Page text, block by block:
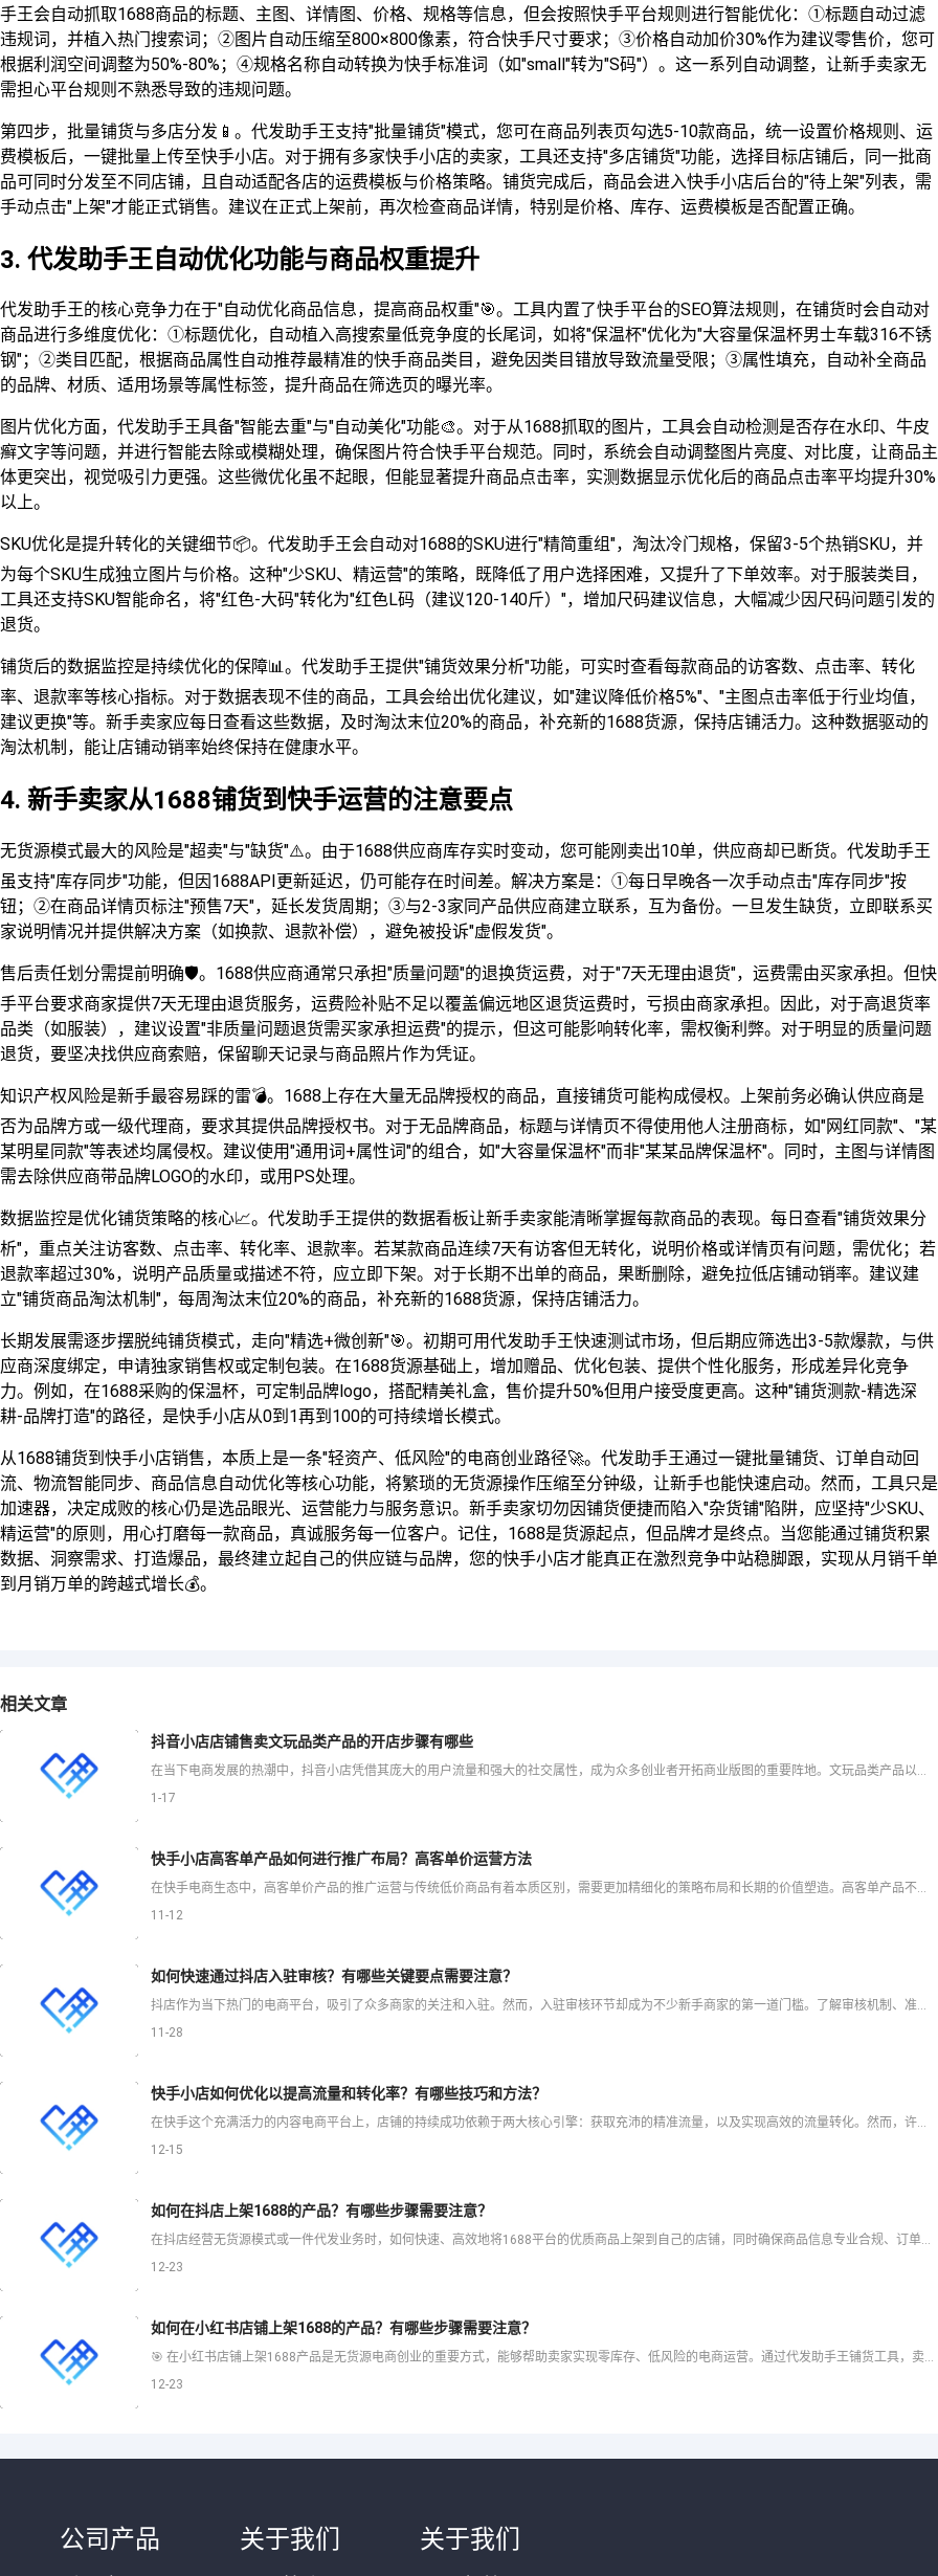
手王会自动抓取1688商品的标题、主图、详情图、价格、规格等信息，但会按照快手平台规则进行智能优化：①标题自动过滤
违规词，并植入热门搜索词；②图片自动压缩至800×800像素，符合快手尺寸要求；③价格自动加价30%作为建议零售价，您可
根据利润空间调整为50%-80%；④规格名称自动转换为快手标准词（如"small"转为"S码"）。这一系列自动调整，让新手卖家无
需担心平台规则不熟悉导致的违规问题。
第四步，批量铺货与多店分发📱。代发助手王支持"批量铺货"模式，您可在商品列表页勾选5-10款商品，统一设置价格规则、运
费模板后，一键批量上传至快手小店。对于拥有多家快手小店的卖家，工具还支持"多店铺货"功能，选择目标店铺后，同一批商
品可同时分发至不同店铺，且自动适配各店的运费模板与价格策略。铺货完成后，商品会进入快手小店后台的"待上架"列表，需
手动点击"上架"才能正式销售。建议在正式上架前，再次检查商品详情，特别是价格、库存、运费模板是否配置正确。
3. 代发助手王自动优化功能与商品权重提升
代发助手王的核心竞争力在于"自动优化商品信息，提高商品权重"🎯。工具内置了快手平台的SEO算法规则，在铺货时会自动对
商品进行多维度优化：①标题优化，自动植入高搜索量低竞争度的长尾词，如将"保温杯"优化为"大容量保温杯男士车载316不锈
钢"；②类目匹配，根据商品属性自动推荐最精准的快手商品类目，避免因类目错放导致流量受限；③属性填充，自动补全商品
的品牌、材质、适用场景等属性标签，提升商品在筛选页的曝光率。
图片优化方面，代发助手王具备"智能去重"与"自动美化"功能🎨。对于从1688抓取的图片，工具会自动检测是否存在水印、牛皮
癣文字等问题，并进行智能去除或模糊处理，确保图片符合快手平台规范。同时，系统会自动调整图片亮度、对比度，让商品主
体更突出，视觉吸引力更强。这些微优化虽不起眼，但能显著提升商品点击率，实测数据显示优化后的商品点击率平均提升30%
以上。
SKU优化是提升转化的关键细节📦。代发助手王会自动对1688的SKU进行"精简重组"，淘汰冷门规格，保留3-5个热销SKU，并
为每个SKU生成独立图片与价格。这种"少SKU、精运营"的策略，既降低了用户选择困难，又提升了下单效率。对于服装类目，
工具还支持SKU智能命名，将"红色-大码"转化为"红色L码（建议120-140斤）"，增加尺码建议信息，大幅减少因尺码问题引发的
退货。
铺货后的数据监控是持续优化的保障📊。代发助手王提供"铺货效果分析"功能，可实时查看每款商品的访客数、点击率、转化
率、退款率等核心指标。对于数据表现不佳的商品，工具会给出优化建议，如"建议降低价格5%"、"主图点击率低于行业均值，
建议更换"等。新手卖家应每日查看这些数据，及时淘汰末位20%的商品，补充新的1688货源，保持店铺活力。这种数据驱动的
淘汰机制，能让店铺动销率始终保持在健康水平。
4. 新手卖家从1688铺货到快手运营的注意要点
无货源模式最大的风险是"超卖"与"缺货"⚠️。由于1688供应商库存实时变动，您可能刚卖出10单，供应商却已断货。代发助手王
虽支持"库存同步"功能，但因1688API更新延迟，仍可能存在时间差。解决方案是：①每日早晚各一次手动点击"库存同步"按
钮；②在商品详情页标注"预售7天"，延长发货周期；③与2-3家同产品供应商建立联系，互为备份。一旦发生缺货，立即联系买
家说明情况并提供解决方案（如换款、退款补偿），避免被投诉"虚假发货"。
售后责任划分需提前明确🛡️。1688供应商通常只承担"质量问题"的退换货运费，对于"7天无理由退货"，运费需由买家承担。但快
手平台要求商家提供7天无理由退货服务，运费险补贴不足以覆盖偏远地区退货运费时，亏损由商家承担。因此，对于高退货率
品类（如服装），建议设置"非质量问题退货需买家承担运费"的提示，但这可能影响转化率，需权衡利弊。对于明显的质量问题
退货，要坚决找供应商索赔，保留聊天记录与商品照片作为凭证。
知识产权风险是新手最容易踩的雷💣。1688上存在大量无品牌授权的商品，直接铺货可能构成侵权。上架前务必确认供应商是
否为品牌方或一级代理商，要求其提供品牌授权书。对于无品牌商品，标题与详情页不得使用他人注册商标，如"网红同款"、"某
某明星同款"等表述均属侵权。建议使用"通用词+属性词"的组合，如"大容量保温杯"而非"某某品牌保温杯"。同时，主图与详情图
需去除供应商带品牌LOGO的水印，或用PS处理。
数据监控是优化铺货策略的核心📈。代发助手王提供的数据看板让新手卖家能清晰掌握每款商品的表现。每日查看"铺货效果分
析"，重点关注访客数、点击率、转化率、退款率。若某款商品连续7天有访客但无转化，说明价格或详情页有问题，需优化；若
退款率超过30%，说明产品质量或描述不符，应立即下架。对于长期不出单的商品，果断删除，避免拉低店铺动销率。建议建
立"铺货商品淘汰机制"，每周淘汰末位20%的商品，补充新的1688货源，保持店铺活力。
长期发展需逐步摆脱纯铺货模式，走向"精选+微创新"🎯。初期可用代发助手王快速测试市场，但后期应筛选出3-5款爆款，与供
应商深度绑定，申请独家销售权或定制包装。在1688货源基础上，增加赠品、优化包装、提供个性化服务，形成差异化竞争
力。例如，在1688采购的保温杯，可定制品牌logo，搭配精美礼盒，售价提升50%但用户接受度更高。这种"铺货测款-精选深
耕-品牌打造"的路径，是快手小店从0到1再到100的可持续增长模式。
从1688铺货到快手小店销售，本质上是一条"轻资产、低风险"的电商创业路径🚀。代发助手王通过一键批量铺货、订单自动回
流、物流智能同步、商品信息自动优化等核心功能，将繁琐的无货源操作压缩至分钟级，让新手也能快速启动。然而，工具只是
加速器，决定成败的核心仍是选品眼光、运营能力与服务意识。新手卖家切勿因铺货便捷而陷入"杂货铺"陷阱，应坚持"少SKU、
精运营"的原则，用心打磨每一款商品，真诚服务每一位客户。记住，1688是货源起点，但品牌才是终点。当您能通过铺货积累
数据、洞察需求、打造爆品，最终建立起自己的供应链与品牌，您的快手小店才能真正在激烈竞争中站稳脚跟，实现从月销千单
到月销万单的跨越式增长💰。
相关文章
抖音小店店铺售卖文玩品类产品的开店步骤有哪些
在当下电商发展的热潮中，抖音小店凭借其庞大的用户流量和强大的社交属性，成为众多创业者开拓商业版图的重要阵地。文玩品类产品以其独特的文化内涵和收藏价值，在抖音平台上也备受关注。若想在抖音小店售卖文玩品类
1-17
快手小店高客单产品如何进行推广布局？高客单价运营方法
在快手电商生态中，高客单价产品的推广运营与传统低价商品有着本质区别，需要更加精细化的策略布局和长期的价值塑造。高客单产品不仅考验产品的核心竞争力，更考验商家的内容创作能力、信任建立技巧和精准转化策略。
11-12
如何快速通过抖店入驻审核？有哪些关键要点需要注意？
抖店作为当下热门的电商平台，吸引了众多商家的关注和入驻。然而，入驻审核环节却成为不少新手商家的第一道门槛。了解审核机制、准备完整材料、避开常见陷阱，能够显著提高审核通过率并缩短等待时间。本文将为您全方
11-28
快手小店如何优化以提高流量和转化率？有哪些技巧和方法？
在快手这个充满活力的内容电商平台上，店铺的持续成功依赖于两大核心引擎：获取充沛的精准流量，以及实现高效的流量转化。然而，许多商家面临“有流量无转化”或“无流量可转化”的困境。破解这一难题，需要一套将平
12-15
如何在抖店上架1688的产品？有哪些步骤需要注意？
在抖店经营无货源模式或一件代发业务时，如何快速、高效地将1688平台的优质商品上架到自己的店铺，同时确保商品信息专业合规、订单处理自动化，是决定运营效率的关键。传统的手动搬运方式不仅耗时费力，还容易出
12-23
如何在小红书店铺上架1688的产品？有哪些步骤需要注意？
🎯 在小红书店铺上架1688产品是无货源电商创业的重要方式，能够帮助卖家实现零库存、低风险的电商运营。通过代发助手王铺货工具，卖家可以快速将1688的优质商品上架到小红书店铺，同时享受订单回流、物流
12-23
公司产品 关于我们 关于我们